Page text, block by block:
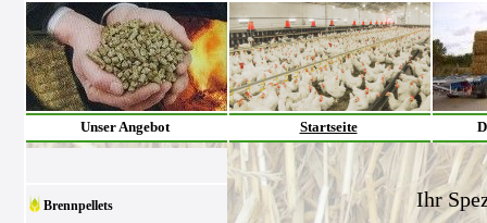
Unser Angebot Startseite
Brennpellets Ihr